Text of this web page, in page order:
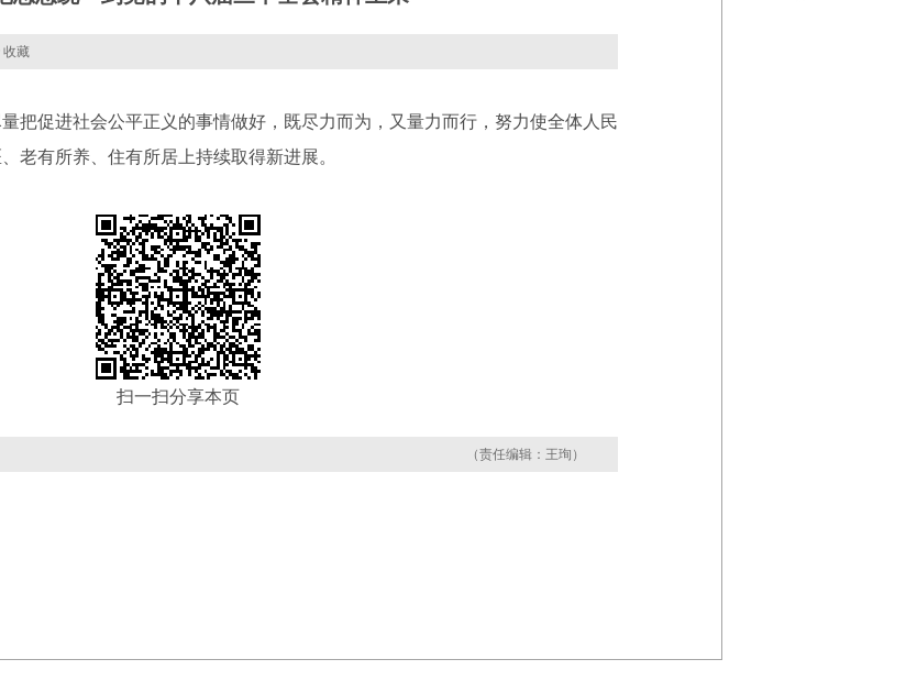
收藏
促进社会公平正义的事情做好，既尽力而为，又量力而行，努力使全体人民
老有所养、住有所居上持续取得新进展。
扫一扫分享本页
（责任编辑：王珣）